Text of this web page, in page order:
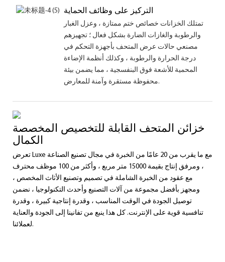
التركيز على وظائف الحماية
تمتلك الخزانات خصائص ختم ممتازة ، وعزل الغبار
والرطوبة والغازات الضارة بشكل فعال ؛ تجهيزهم
مصنعي حالات عرض المتحف بأجهزة التحكم في
درجة الحرارة والرطوبة ، وكذلك أنظمة الإضاءة
المحمية للأشعة فوق البنفسجية ، مما يضمن بيئة
محفوظة مستقرة وآمنة للمعارض.
خزائن المتحف القابلة للتخصيص المخصصة
الكمال
تعرض Luxe مع ما يقرب من 20 عامًا من الخبرة في مجال تصنيع الصناعة
، ومرفق إنتاج بقيمة 15000 متر مربع ، وأكثر من 100 موظف محترف
مع عقود من الخبرة الشاملة في تصميم وتصنيع الأثاث المخصص ،
ومجهز بأفضل مجموعة من آلات التصنيع وأحدث التكنولوجيا ، نضمن
توصيل الجودة في الوقت المناسب ، وقدرة إنتاجية كبيرة ، وقدرة
تنافسية قوية على الإنترنت. كل هذا ينبع من تفانينا إلى الجودة والعناية
لعملائنا.